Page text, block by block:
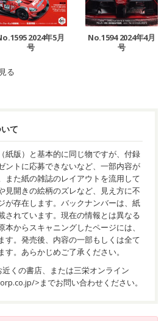
2024年5月
号
No.1594 2024年4月
号
る
て
紙版）と基本的に同じ物ですが、付録
ントに応募できないなど、一部内容が
また紙の雑誌のレイアウトを流用して
見開きの絵柄のズレなど、見え方に不
が存在します。バックナンバーは、紙
されています。現在の情報とは異なる
からスキャニングしたページには、
す。発売後、内容の一部もしくは全て
。あらかじめご了承ください。
くの書店、または三栄オンライン
>までお問い合わせください。